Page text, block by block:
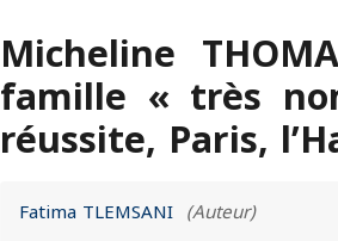
Micheline
famille « très
réussite, Paris,
Fatima TLEMSANI (Auteur)